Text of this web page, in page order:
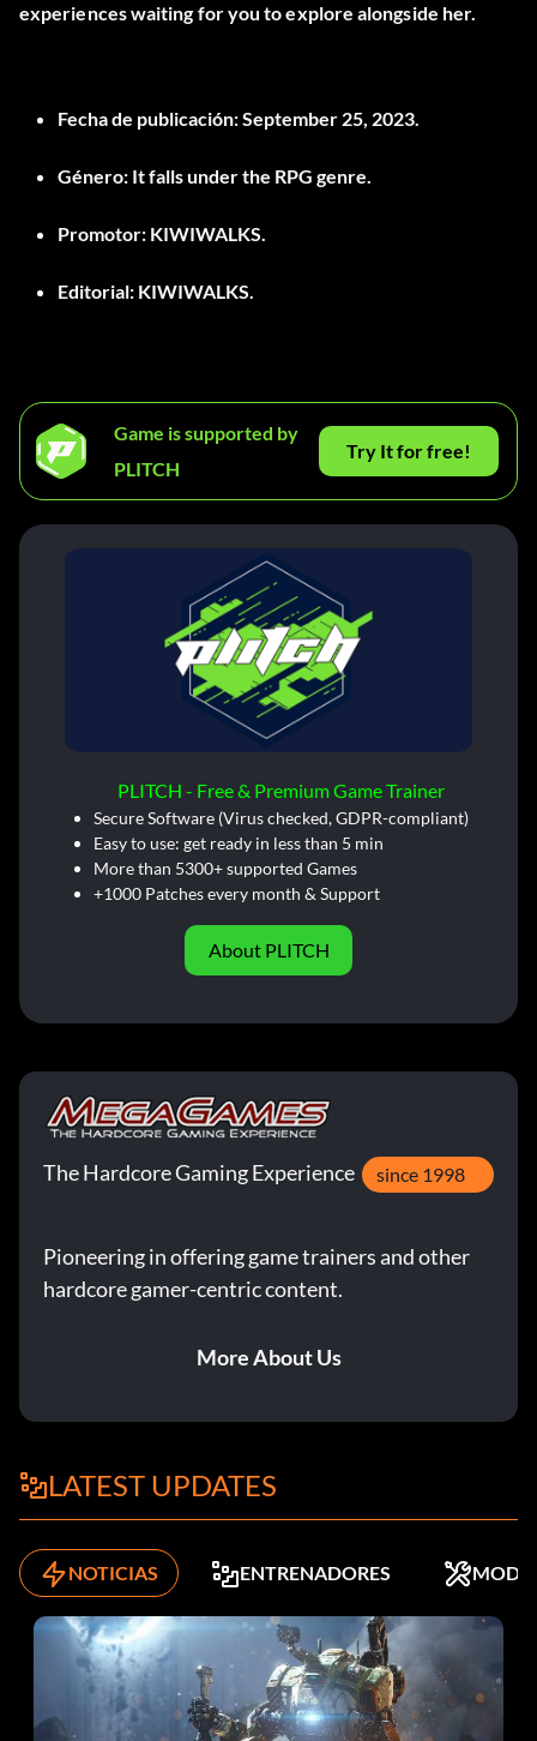
experiences waiting for you to explore alongside her.
Fecha de publicación:September 25, 2023.
Género: It falls under the RPG genre.
Promotor: KIWIWALKS.
Editorial: KIWIWALKS.
Game is supported by
PLITCH
Try It for free!
PLITCH - Free & Premium Game Trainer
Secure Software (Virus checked, GDPR-compliant)
Easy to use: get ready in less than 5 min
More than 5300+ supported Games
+1000 Patches every month & Support
About PLITCH
The Hardcore Gaming Experience since 1998
Pioneering in offering game trainers and other
hardcore gamer-centric content.
More About Us
LATEST UPDATES
NOTICIAS ENTRENADORES MODS